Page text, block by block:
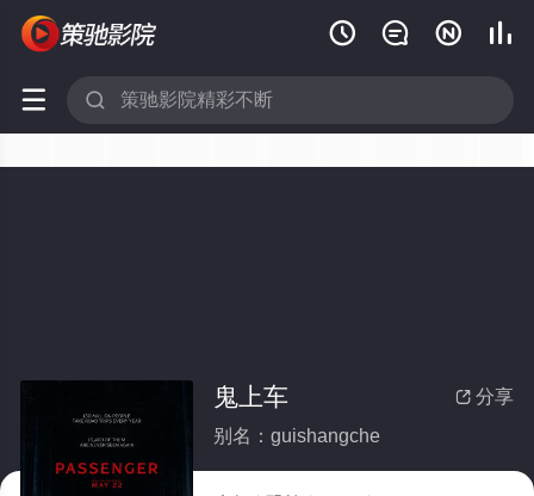
   
 
 分享
鬼上车
别名：guishangche